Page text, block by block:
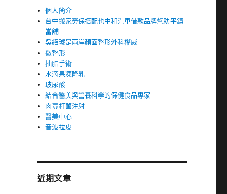
個人簡介
台中搬家勞保搭配也中和汽車借款品牌幫助平鎮
當舖
吳紹琥是兩岸顏面整形外科權威
微整形
抽脂手術
水滴果凍隆乳
玻尿酸
結合醫美與營養科學的保健食品專家
肉毒杆菌注射
醫美中心
音波拉皮
近期文章